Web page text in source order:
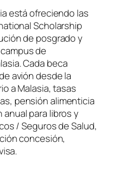
está ofreciendo las
Scholarship
de posgrado y
de
Cada beca
avión desde la
a Malasia, tasas
pensión alimenticia
para libros y
/ Seguros de Salud,
concesión,